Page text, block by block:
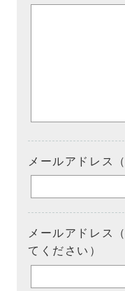
メールアドレス
メールアドレス
てください）